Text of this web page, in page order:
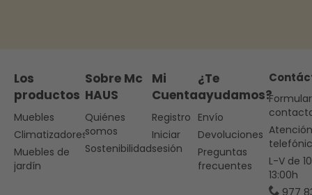
Los
productos
Muebles
Climatizadores
Muebles de
jardín
Sobre Mc
HAUS
Quiénes
somos
Sostenibilidad
Mi
Cuenta
Registro
Iniciar
sesión
¿Te
ayudamos?
Envío
Devoluciones
Preguntas
frecuentes
Atención
L-V de
13:00h
977